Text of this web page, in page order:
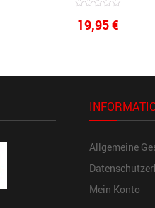
out
of
19,95€
Allgemeine
Mein Konto